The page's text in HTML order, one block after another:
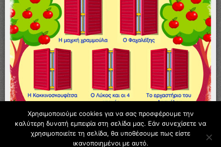
© 2026 4 ΝΗΠΙΑΓΩΓΕΙΟ ΚΑΡΔΙΤΣΑΣ
Φιλοξενείται στο https://blogs.sch.gr |
Χρησιμοποιούμε cookies για να σας προσφέρουμε την
καλύτερη δυνατή εμπειρία στη σελίδα μας. Εάν συνεχίσετε να
χρησιμοποιείτε τη σελίδα, θα υποθέσουμε πως είστε
ικανοποιημένοι με αυτό.